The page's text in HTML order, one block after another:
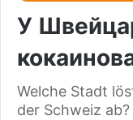
У
Welche Stadt
der Schweiz ab?